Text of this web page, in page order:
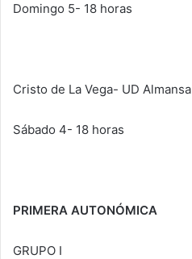
Domingo 5- 18 horas
Cristo de La Vega- UD Almansa
Sábado 4- 18 horas
PRIMERA AUTONÓMICA
GRUPO I